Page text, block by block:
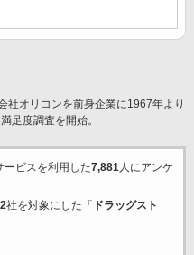
社オリコンを前身企業に1967年より
足度調査を開始。
ービスを利用した7,881人にアンケ
社を対象にした「
ドラッグスト